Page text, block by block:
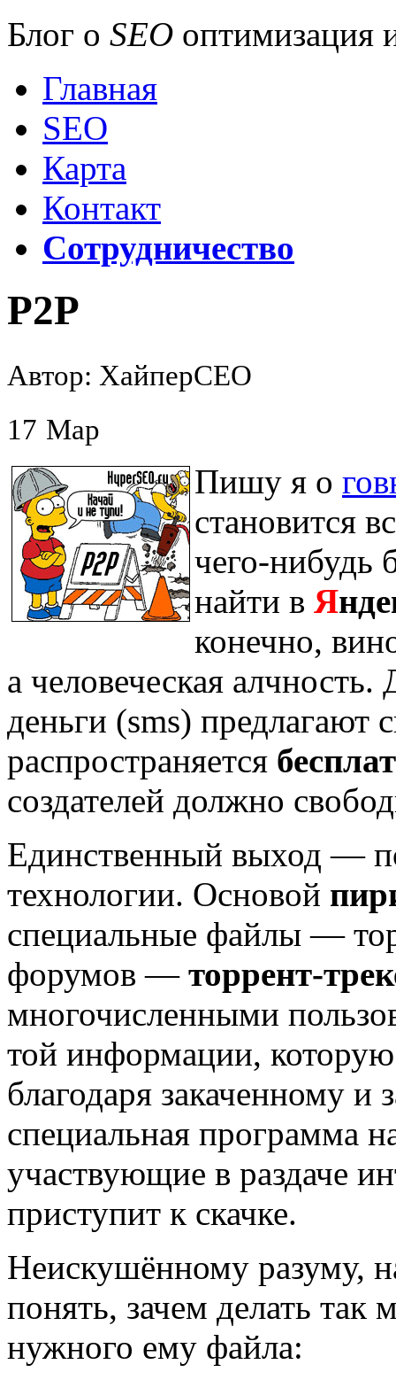
Блог о SEO оптимизация
Главная
SEO
Карта
Контакт
Сотрудничество
P2P
Автор: ХайперСЕО
17 Мар
Пишу я о
становится
чего-нибудь
найти в Я
конечно,
а человеческая
деньги (sms) предлагают
распространяется
создателей должно
Единственный выход —
технологии. Основой
специальные файлы —
форумов — торрент-
многочисленными
той информации,
благодаря закаченному
специальная программа
участвующие в раздаче
приступит к скачке.
Неискушённому разуму,
понять, зачем делать так
нужного ему файла: